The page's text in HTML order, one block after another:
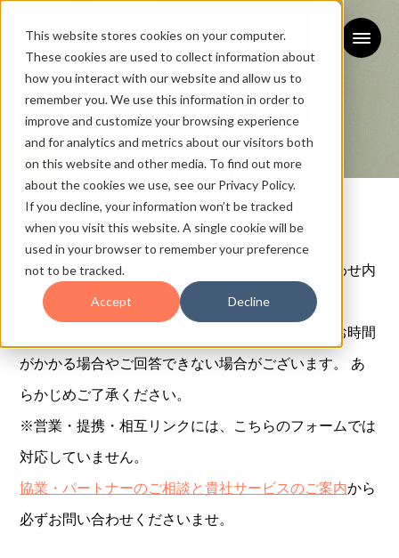
This website stores cookies on your computer.
These cookies are used to collect information about
how you interact with our website and allow us to
remember you. We use this information in order to
improve and customize your browsing experience
and for analytics and metrics about our visitors both
on this website and other media. To find out more
about the cookies we use, see our Privacy Policy.
If you decline, your information won’t be tracked
when you visit this website. A single cookie will be
used in your browser to remember your preference
not to be tracked.
Accept Decline
お問い合わせ
CONTACT
下記フォームに必要事項を入力の上、「お問い合わせ内
容を送信する」ボタンを押してください。
なお、お問い合わせ内容によっては、ご連絡までお時間
がかかる場合やご回答できない場合がございます。 あ
らかじめご了承ください。
※営業・提携・相互リンクには、こちらのフォームでは
対応していません。
協業・パートナーのご相談と貴社サービスのご案内から
必ずお問い合わせくださいませ。